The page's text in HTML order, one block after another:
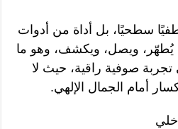
سطحيًا، بل أداة من أدوات
يُطهّر، ويصل، ويكشف، وهو ما
صوفية راقية، حيث لا
أمام الجمال الإلهي.